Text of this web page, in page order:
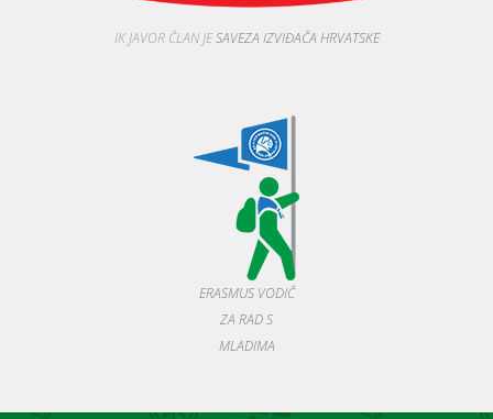
IK JAVOR ČLAN JESAVEZA IZVIĐAČA HRVATSKE
ERASMUS VODIČ
ZA RAD S
MLADIMA